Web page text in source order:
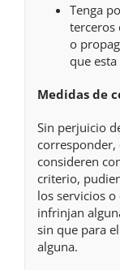
Tenga
terceros
o
que
Medidas de
Sin perjuicio
consideren
criterio,
los servicios
infrinjan
sin que para
alguna.